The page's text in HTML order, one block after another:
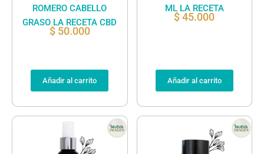
ROMERO CABELLO
GRASO LA RECETA CBD
$50.000
Añadir al carrito
ML LA RECETA
$45.000
Añadir al carrito